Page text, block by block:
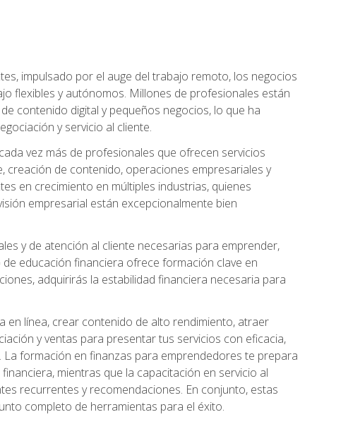
impulsado por el auge del trabajo remoto, los negocios
flexibles y autónomos. Millones de profesionales están
contenido digital y pequeños negocios, lo que ha
y servicio al cliente.
vez más de profesionales que ofrecen servicios
creación de contenido, operaciones empresariales y
en crecimiento en múltiples industrias, quienes
empresarial están excepcionalmente bien
y de atención al cliente necesarias para emprender,
educación financiera ofrece formación clave en
adquirirás la estabilidad financiera necesaria para
en línea, crear contenido de alto rendimiento, atraer
y ventas para presentar tus servicios con eficacia,
formación en finanzas para emprendedores te prepara
mientras que la capacitación en servicio al
recurrentes y recomendaciones. En conjunto, estas
completo de herramientas para el éxito.